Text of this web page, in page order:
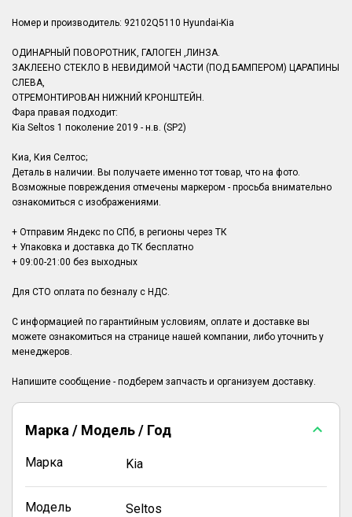
Номер и производитель: 92102Q5110 Hyundai-Kia
ОДИНАРНЫЙ ПОВОРОТНИК, ГАЛОГЕН ,ЛИНЗА.
ЗАКЛЕЕНО СТЕКЛО В НЕВИДИМОЙ ЧАСТИ (ПОД БАМПЕРОМ) ЦАРАПИНЫ
СЛЕВА,
ОТРЕМОНТИРОВАН НИЖНИЙ КРОНШТЕЙН.
Фара правая подходит:
Kia Seltos 1 поколение 2019 - н.в. (SP2)
Киа, Кия Селтос;
Деталь в наличии. Вы получаете именно тот товар, что на фото.
Возможные повреждения отмечены маркером - просьба внимательно
ознакомиться с изображениями.
+ Отправим Яндекс по СПб, в регионы через ТК
+ Упаковка и доставка до ТК бесплатно
+ 09:00-21:00 без выходных
Для СТО оплата по безналу с НДС.
С информацией по гарантийным условиям, оплате и доставке вы
можете ознакомиться на странице нашей компании, либо уточнить у
менеджеров.
Марка / Модель / Год
Марка Kia
Модель Seltos